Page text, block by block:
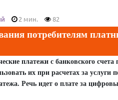
2 мин. 82
потребителям
платежи с банковского
их при расчетах за услуги
Речь идет о плате за